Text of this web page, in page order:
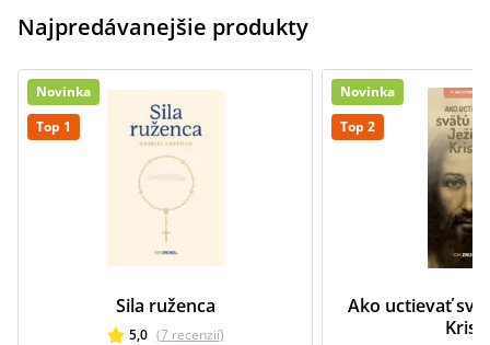
Najpredávanejšie produkty
Novinka
Top 1
Sila ruženca
5,0 (7 recenzií)
Novinka
Top 2
Ako uctievať